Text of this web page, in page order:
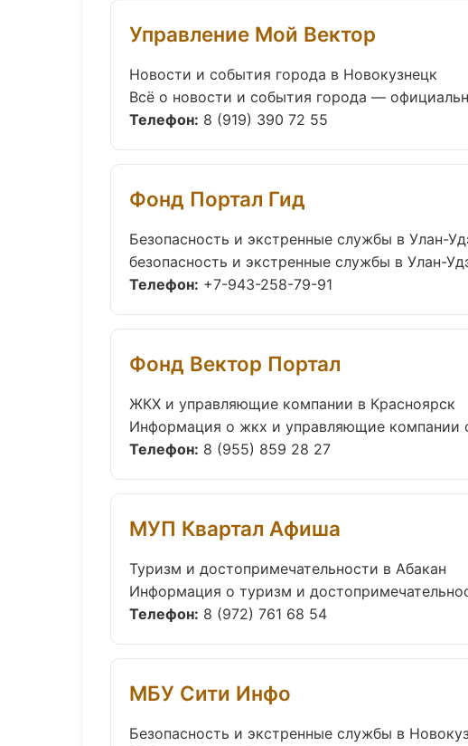
Управление Мой Вектор
Новости и события города в Новокузнецк
Всё о новости и события города —
Телефон: 8 (919) 390 72 55
Фонд Портал Гид
Безопасность и экстренные службы в Улан-
безопасность и экстренные службы в Улан-
Телефон: +7-943-258-79-91
Фонд Вектор Портал
ЖКХ и управляющие компании в Красноярск
Информация о жкх и управляющие компании
Телефон: 8 (955) 859 28 27
МУП Квартал Афиша
Туризм и достопримечательности в Абакан
Информация о туризм и
Телефон: 8 (972) 761 68 54
МБУ Сити Инфо
Безопасность и экстренные службы в